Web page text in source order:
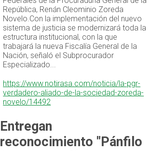
República, Renán Cleominio Zoreda
Novelo.Con la implementación del nuevo
sistema de justicia se modernizará toda la
estructura institucional, con la que
trabajará la nueva Fiscalía General de la
Nación, señaló el Subprocurador
Especializado...
https://www.notirasa.com/noticia/la-pgr-
verdadero-aliado-de-la-sociedad-zoreda-
novelo/14492
Entregan
reconocimiento "Pánfilo